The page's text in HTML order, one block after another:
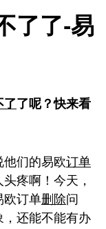
了了-易
了了呢？快来看
们的易欧订单
疼啊！今天，
欧订单删除问
，还能不能有办